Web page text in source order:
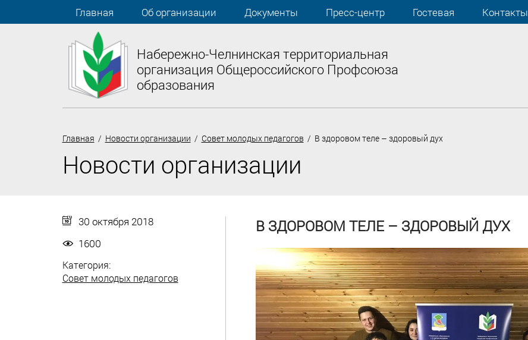
Главная Об организации Документы Пресс-центр Гостевая Контакты
Набережно-Челнинская территориальная
организация Общероссийского Профсоюза
образования
Главная / Новости организации / Совет молодых педагогов / В здоровом теле – здоровый дух
Новости организации
30 октября 2018
1600
Категория:
Совет молодых педагогов
В ЗДОРОВОМ ТЕЛЕ – ЗДОРОВЫЙ ДУХ